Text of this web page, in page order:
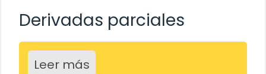
Derivadas parciales
Leer más